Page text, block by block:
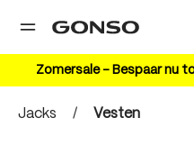
Zomersale – Bespaar nu
Jacks / Vesten